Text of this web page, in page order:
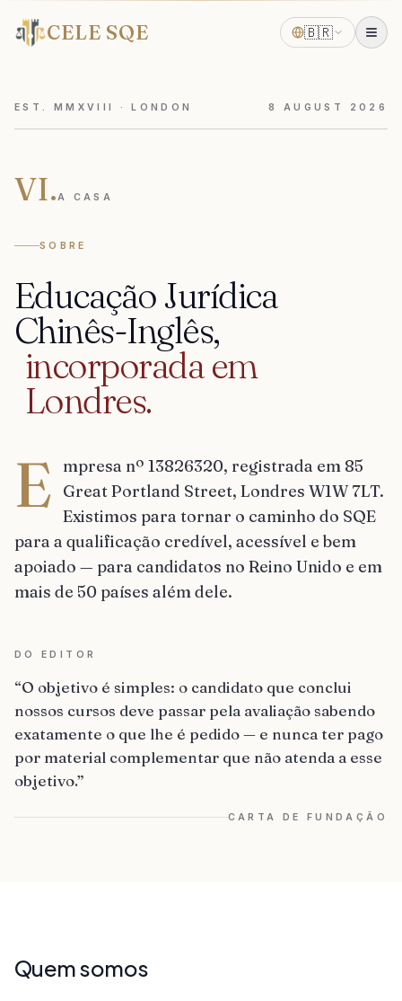
CELE SQE 🇧🇷
EST. MMXVIII · LONDON 8 AUGUST 2026
VI.A CASA
SOBRE
Educação Jurídica
Chinês-Inglês,
incorporadaem
Londres.
E
mpresa nº 13826320, registrada em 85
Great Portland Street, Londres W1W 7LT.
Existimos para tornar o caminho do SQE
para a qualificação credível, acessível e bem
apoiado — para candidatos no Reino Unido e em
mais de 50 países além dele.
DO EDITOR
“O objetivo é simples: o candidato que conclui
nossos cursos deve passar pela avaliação sabendo
exatamente o que lhe é pedido — e nunca ter pago
por material complementar que não atenda a esse
objetivo.”
CARTA DE FUNDAÇÃO
Quem somos